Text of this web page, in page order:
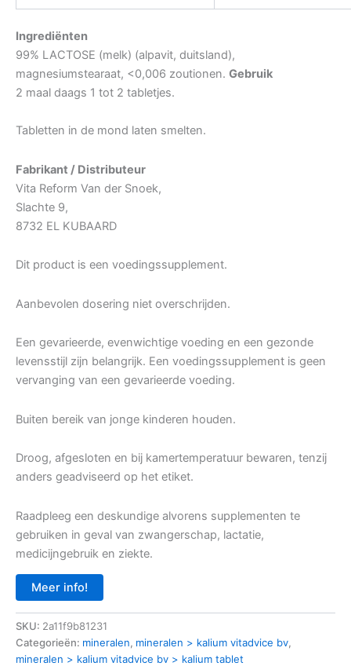
Ingrediënten
99% LACTOSE (melk) (alpavit, duitsland),
magnesiumstearaat, <0,006 zoutionen. Gebruik
2 maal daags 1 tot 2 tabletjes.
Tabletten in de mond laten smelten.
Fabrikant / Distributeur
Vita Reform Van der Snoek,
Slachte 9,
8732 EL KUBAARD
Dit product is een voedingssupplement.
Aanbevolen dosering niet overschrijden.
Een gevarieerde, evenwichtige voeding en een gezonde
levensstijl zijn belangrijk. Een voedingssupplement is geen
vervanging van een gevarieerde voeding.
Buiten bereik van jonge kinderen houden.
Droog, afgesloten en bij kamertemperatuur bewaren, tenzij
anders geadviseerd op het etiket.
Raadpleeg een deskundige alvorens supplementen te
gebruiken in geval van zwangerschap, lactatie,
medicijngebruik en ziekte.
Meer info!
SKU: 2a11f9b81231
Categorieën: mineralen, mineralen > kalium vitadvice bv,
mineralen > kalium vitadvice bv > kalium tablet